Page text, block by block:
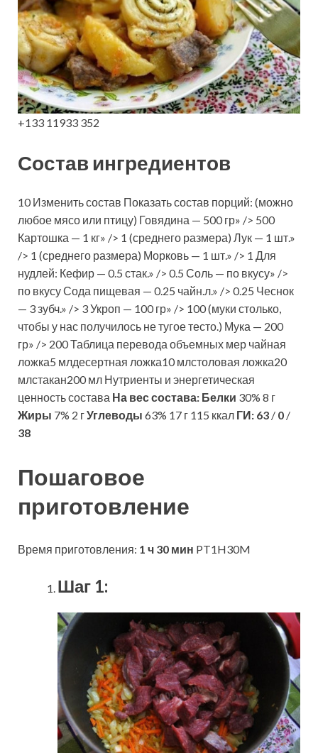
+133 11933 352
Состав ингредиентов
10 Изменить состав Показать состав порций: (можно
любое мясо или птицу) Говядина — 500 гр» /> 500
Картошка — 1 кг» /> 1 (среднего размера) Лук — 1 шт.»
/> 1 (среднего размера) Морковь — 1 шт.» /> 1 Для
нудлей: Кефир — 0.5 стак.» /> 0.5 Соль — по вкусу» />
по вкусу Сода пищевая — 0.25 чайн.л.» /> 0.25 Чеснок
— 3 зубч.» /> 3 Укроп — 100 гр» /> 100 (муки столько,
чтобы у нас получилось не тугое тесто.) Мука — 200
гр» /> 200 Таблица перевода объемных мер чайная
ложка5 млдесертная ложка10 млстоловая ложка20
млстакан200 мл Нутриенты и энергетическая
ценность состава На вес состава: Белки 30% 8 г
Жиры 7% 2 гУглеводы 63% 17 г 115 ккал ГИ: 63 / 0 /
38
Пошаговое
приготовление
Время приготовления: 1 ч 30 мин PT1H30M
Шаг 1: